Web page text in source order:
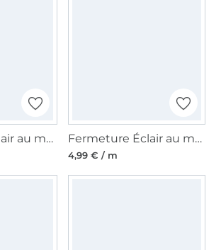
Fermeture Éclair au mètre non séparable plastique à spirale, marron Fermeture Éclair au mètre non séparable plastique à spirale, turquoise
4,99 € / m